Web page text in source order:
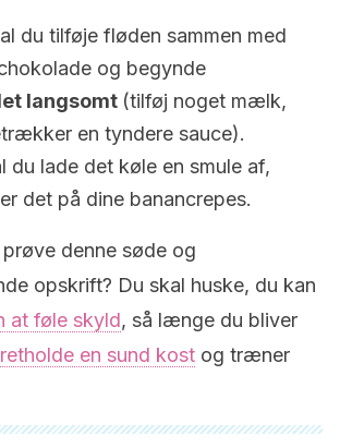
du tilføje fløden sammen med
og begynde
langsomt (tilføj noget mælk,
en tyndere sauce).
du lade det køle en smule af,
det på dine banancrepes.
denne søde og
opskrift? Du skal huske, du kan
at føle skyld, så længe du bliver
en sund kost og træner